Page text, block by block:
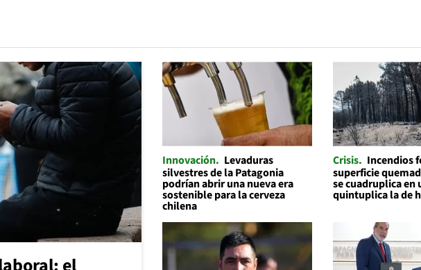
Innovación
Levaduras
silvestres de la Patagonia
podrían abrir una nueva era
sostenible para la cerveza
chilena
Crisis Incendios
superficie
se cuadruplica en
quintuplica la de